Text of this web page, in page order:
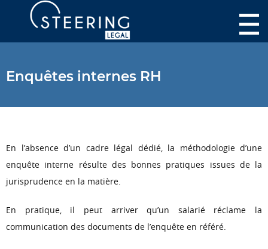
Enquêtes internes RH
En l’absence d’un cadre légal dédié, la méthodologie d’une
enquête interne résulte des bonnes pratiques issues de la
jurisprudence en la matière.
En pratique, il peut arriver qu’un salarié réclame la
communication des documents de l’enquête en référé.